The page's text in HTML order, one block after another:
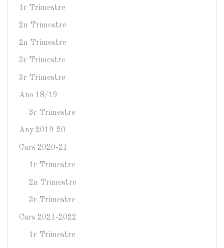
1r Trimestre
2n Trimestre
2n Trimestre
3r Trimestre
3r Trimestre
Año 18/19
3r Trimestre
Any 2019-20
Curs 2020-21
1r Trimestre
2n Trimestre
3r Trimestre
Curs 2021-2022
1r Trimestre